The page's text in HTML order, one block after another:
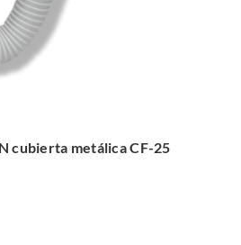
cubierta metálica CF-25